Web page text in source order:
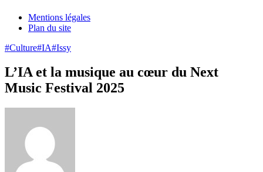
Mentions légales
Plan du site
#Culture#IA#Issy
L’IA et la musique au cœur du Next
Music Festival 2025